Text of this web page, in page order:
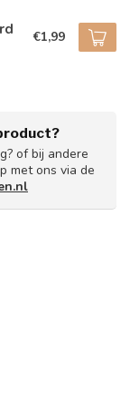
€1,99
of bij andere
met ons via de